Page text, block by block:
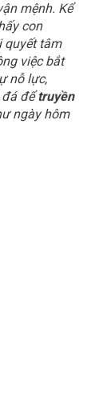
mệnh. Kể
con
quyết tâm
việc bắt
nỗ lực,
đá đểtruyền
ngày hôm